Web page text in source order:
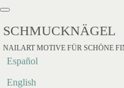
SCHMUCKNÄGEL
NAILART MOTIVE FÜR SCHÖNE
Español
English